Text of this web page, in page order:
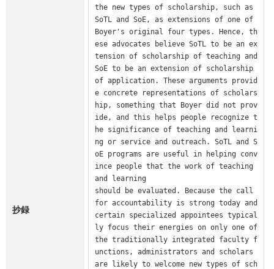
抄録
the new types of scholarship, such as
SoTL and SoE, as extensions of one of
Boyer's original four types. Hence, th
ese advocates believe SoTL to be an ex
tension of scholarship of teaching and
SoE to be an extension of scholarship
of application. These arguments provid
e concrete representations of scholars
hip, something that Boyer did not prov
ide, and this helps people recognize t
he significance of teaching and learni
ng or service and outreach. SoTL and S
oE programs are useful in helping conv
ince people that the work of teaching
and learning
should be evaluated. Because the call
for accountability is strong today and
certain specialized appointees typical
ly focus their energies on only one of
the traditionally integrated faculty f
unctions, administrators and scholars
are likely to welcome new types of sch